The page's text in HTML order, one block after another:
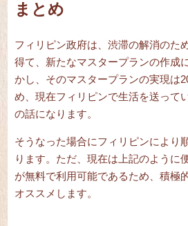
まとめ
フィリピン政府は、渋滞の解消のた
得て、新たなマスタープランの作成
かし、そのマスタープランの実現は
め、現在フィリピンで生活を送って
の話になります。
そうなった場合にフィリピンにより
ります。ただ、現在は上記のように
が無料で利用可能であるため、積極
オススメします。